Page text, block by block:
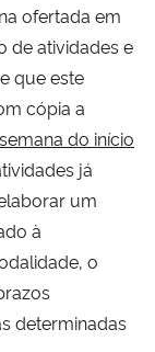
ofertada em
de atividades e
que este
cópia a
do início
já
um
à
o
determinadas